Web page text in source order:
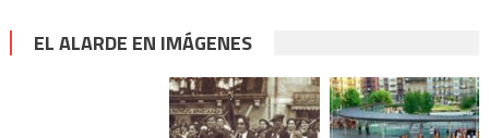
EL ALARDE EN IMÁGENES